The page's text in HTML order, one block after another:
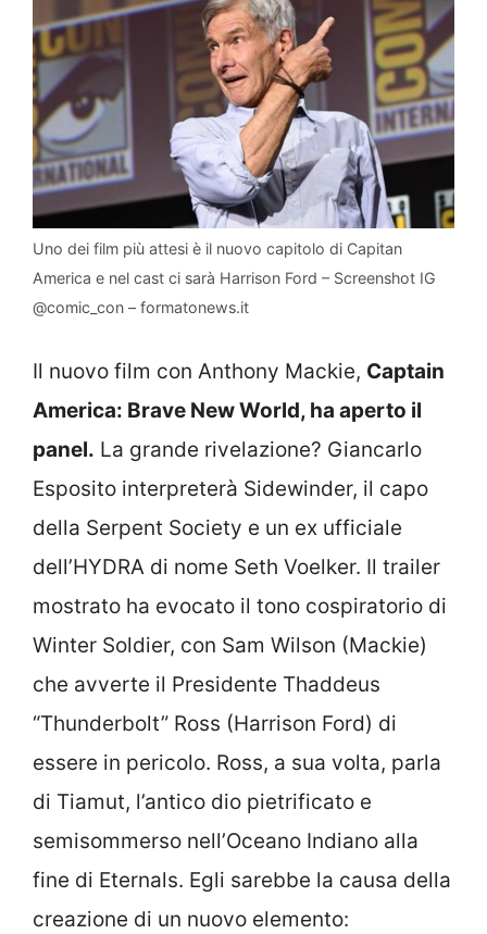
Uno dei film più attesi è il nuovo capitolo di Capitan
America e nel cast ci sarà Harrison Ford – Screenshot IG
@comic_con – formatonews.it
Il nuovo film con Anthony Mackie, Captain
America: Brave New World, ha aperto il
panel. La grande rivelazione? Giancarlo
Esposito interpreterà Sidewinder, il capo
della Serpent Society e un ex ufficiale
dell’HYDRA di nome Seth Voelker. Il trailer
mostrato ha evocato il tono cospiratorio di
Winter Soldier, con Sam Wilson (Mackie)
che avverte il Presidente Thaddeus
“Thunderbolt” Ross (Harrison Ford) di
essere in pericolo. Ross, a sua volta, parla
di Tiamut, l’antico dio pietrificato e
semisommerso nell’Oceano Indiano alla
fine di Eternals. Egli sarebbe la causa della
creazione di un nuovo elemento: